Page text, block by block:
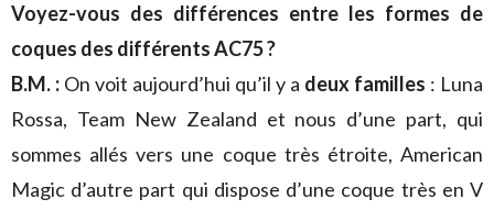
Voyez-vous des différences entre les formes de
coques des différents AC75 ?
B.M. : On voit aujourd’hui qu’il y a deux familles : Luna
Rossa, Team New Zealand et nous d’une part, qui
sommes allés vers une coque très étroite, American
Magic d’autre part qui dispose d’une coque très en V